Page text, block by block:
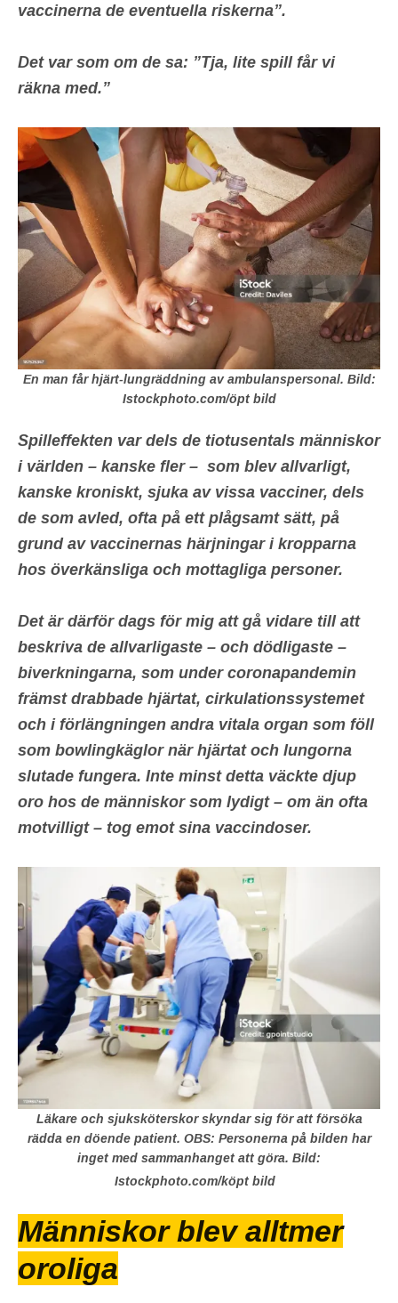
vaccinerna de eventuella riskerna”.
Det var som om de sa: ”Tja, lite spill får vi
räkna med.”
En man får hjärt-lungräddning av ambulanspersonal. Bild:
Istockphoto.com/öpt bild
Spilleffekten var dels de tiotusentals människor
i världen – kanske fler – som blev allvarligt,
kanske kroniskt, sjuka av vissa vacciner, dels
de som avled, ofta på ett plågsamt sätt, på
grund av vaccinernas härjningar i kropparna
hos överkänsliga och mottagliga personer.
Det är därför dags för mig att gå vidare till att
beskriva de allvarligaste – och dödligaste –
biverkningarna, som under coronapandemin
främst drabbade hjärtat, cirkulationssystemet
och i förlängningen andra vitala organ som föll
som bowlingkäglor när hjärtat och lungorna
slutade fungera. Inte minst detta väckte djup
oro hos de människor som lydigt – om än ofta
motvilligt – tog emot sina vaccindoser.
Läkare och sjuksköterskor skyndar sig för att försöka
rädda en döende patient. OBS: Personerna på bilden har
inget med sammanhanget att göra. Bild:
Istockphoto.com/köpt bild
Människor blev alltmer
oroliga